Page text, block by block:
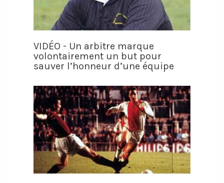
VIDÉO - Un arbitre marque
volontairement un but pour
sauver l’honneur d’une équipe